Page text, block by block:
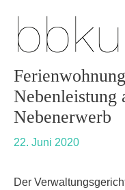
content
Nebenleistung
Nebenerwerb
22. Juni 2020
Der
navigation